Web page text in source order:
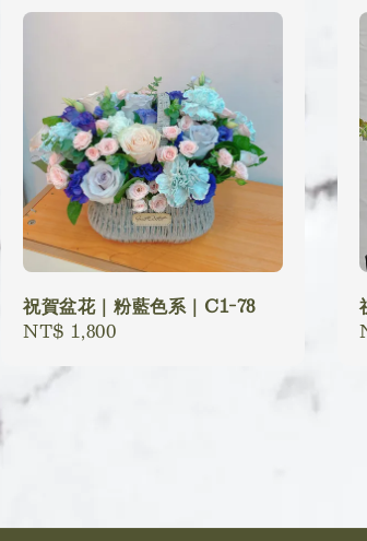
祝賀盆花｜粉藍色系｜C1-78
Regular
NT$ 1,800